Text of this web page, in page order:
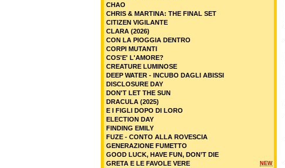
CHAO
CHRIS & MARTINA: THE FINAL SET
CITIZEN VIGILANTE
CLARA (2026)
CON LA PIOGGIA DENTRO
CORPI MUTANTI
COS'E' L'AMORE?
CREATURE LUMINOSE
DEEP WATER - INCUBO DAGLI ABISSI
DISCLOSURE DAY
DON'T LET THE SUN
DRACULA (2025)
E I FIGLI DOPO DI LORO
ELECTION DAY
FINDING EMILY
FUZE - CONTO ALLA ROVESCIA
GENERAZIONE FUMETTO
GOOD LUCK, HAVE FUN, DON’T DIE
NEW
GRETA E LE FAVOLE VERE